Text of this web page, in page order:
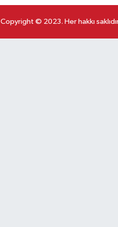
Copyright © 2023. Her hakkı